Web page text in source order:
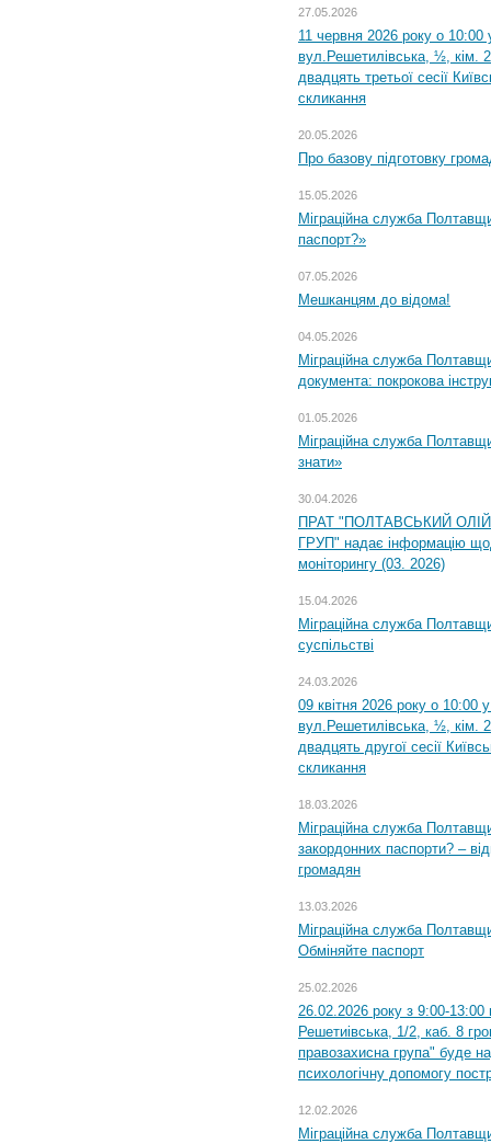
27.05.2026
11 червня 2026 року о 10:00
вул.Решетилівська, ½, кім.
двадцять третьої сесії
скликання
20.05.2026
Про базову підготовку
15.05.2026
Міграційна служба
паспорт?»
07.05.2026
Мешканцям до відома!
04.05.2026
Міграційна служба
документа: покрокова
01.05.2026
Міграційна служба
знати»
30.04.2026
ПРАТ "ПОЛТАВСЬКИЙ
ГРУП" надає інформацію
моніторингу (03. 2026)
15.04.2026
Міграційна служба
суспільстві
24.03.2026
09 квітня 2026 року о 10:00
вул.Решетилівська, ½, кім.
двадцять другої сесії
скликання
18.03.2026
Міграційна служба
закордонних паспорти? –
громадян
13.03.2026
Міграційна служба
Обміняйте паспорт
25.02.2026
26.02.2026 року з 9:00-
Решетиівська, 1/2, каб. 8
правозахисна група" буде
психологічну допомогу
12.02.2026
Міграційна служба